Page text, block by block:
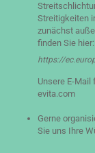
Streitigkeiten
zunächst
finden Sie hier:
https://
Unsere E-
evita.com
Gerne
Sie uns Ihre